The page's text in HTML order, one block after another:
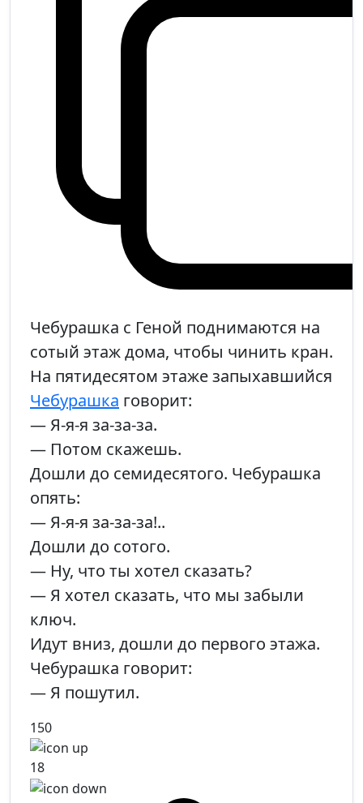
Чебурашка с Геной поднимаются на
сотый этаж дома, чтобы чинить кран.
На пятидесятом этаже запыхавшийся
Чебурашка говорит:
— Я-я-я за-за-за.
— Потом скажешь.
Дошли до семидесятого. Чебурашка
опять:
— Я-я-я за-за-за!..
Дошли до сотого.
— Ну, что ты хотел сказать?
— Я хотел сказать, что мы забыли
ключ.
Идут вниз, дошли до первого этажа.
Чебурашка говорит:
— Я пошутил.
150
18